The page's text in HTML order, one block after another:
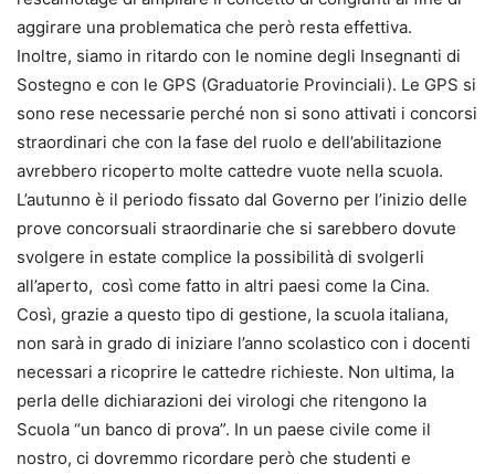
aggirare una problematica che però resta effettiva.
Inoltre, siamo in ritardo con le nomine degli Insegnanti di
Sostegno e con le GPS (Graduatorie Provinciali). Le GPS si
sono rese necessarie perché non si sono attivati i concorsi
straordinari che con la fase del ruolo e dell’abilitazione
avrebbero ricoperto molte cattedre vuote nella scuola.
L’autunno è il periodo fissato dal Governo per l’inizio delle
prove concorsuali straordinarie che si sarebbero dovute
svolgere in estate complice la possibilità di svolgerli
all’aperto, così come fatto in altri paesi come la Cina.
Così, grazie a questo tipo di gestione, la scuola italiana,
non sarà in grado di iniziare l’anno scolastico con i docenti
necessari a ricoprire le cattedre richieste. Non ultima, la
perla delle dichiarazioni dei virologi che ritengono la
Scuola “un banco di prova”. In un paese civile come il
nostro, ci dovremmo ricordare però che studenti e